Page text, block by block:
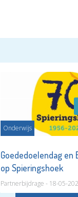
Onderwijs
Goededoelendag
op Spieringshoek
Partnerbijdrage - 18-05-